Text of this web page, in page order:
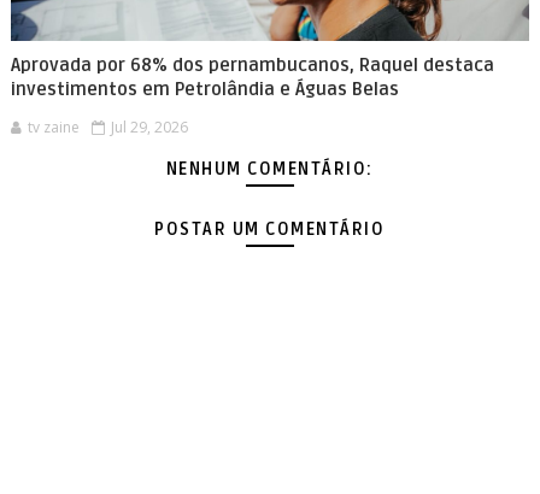
Aprovada por 68% dos pernambucanos, Raquel destaca
investimentos em Petrolândia e Águas Belas
tv zaine Jul 29, 2026
NENHUM COMENTÁRIO:
POSTAR UM COMENTÁRIO